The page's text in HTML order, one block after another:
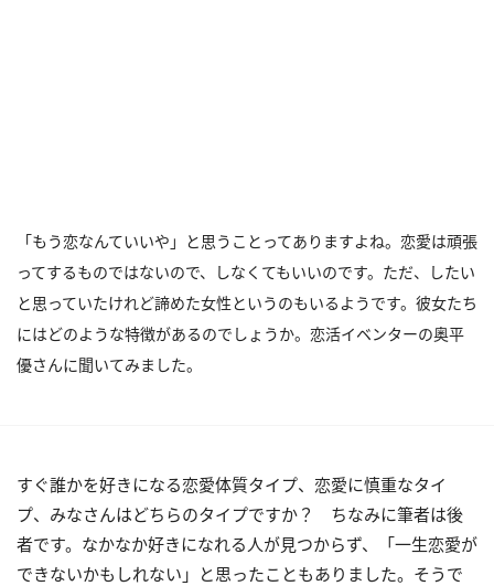
「もう恋なんていいや」と思うことってありますよね。恋愛は頑張
ってするものではないので、しなくてもいいのです。ただ、したい
と思っていたけれど諦めた女性というのもいるようです。彼女たち
にはどのような特徴があるのでしょうか。恋活イベンターの奥平
優さんに聞いてみました。
すぐ誰かを好きになる恋愛体質タイプ、恋愛に慎重なタイ
プ、みなさんはどちらのタイプですか？ ちなみに筆者は後
者です。なかなか好きになれる人が見つからず、「一生恋愛が
できないかもしれない」と思ったこともありました。そうで